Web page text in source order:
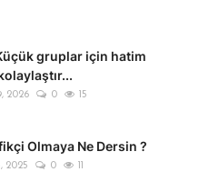
gruplar için hatim
2026 0 15
Olmaya Ne Dersin ?
2025 0